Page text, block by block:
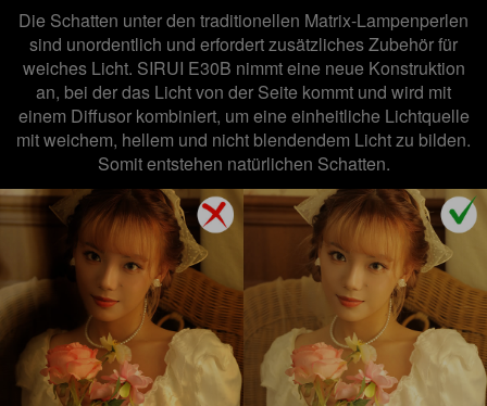
Die Schatten unter den traditionellen Matrix-Lampenperlen
sind unordentlich und erfordert zusätzliches Zubehör für
weiches Licht. SIRUI E30B nimmt eine neue Konstruktion
an, bei der das Licht von der Seite kommt und wird mit
einem Diffusor kombiniert, um eine einheitliche Lichtquelle
mit weichem, hellem und nicht blendendem Licht zu bilden.
Somit entstehen natürlichen Schatten.